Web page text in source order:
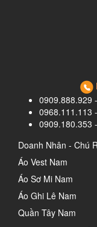
0909.888.929
0968.111.113
0909.180.353
Doanh Nhân - Chú
Áo Vest Nam
Áo Sơ Mi Nam
Áo Ghi Lê Nam
Quần Tây Nam